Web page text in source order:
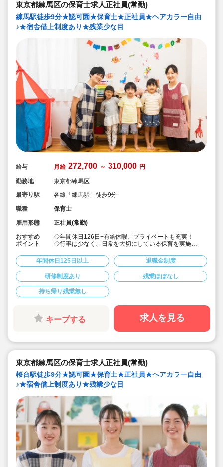
できる範囲で実施
◇在籍年数や保育経験に合わせた段階的な研修を年間総
計110回以上実施。研修も参加しやすい職場環境です
東京都練馬区の保育士求人正社員(常勤)
練馬駅徒歩9分★認可園★保育士★正社員★ヘアカラー自由
♪★宿舎借上制度あり★残業少な目
給与 月給 272,700 ～ 310,000 円
勤務地
東京都練馬区
最寄り駅
各線「練馬駅」徒歩9分
職種
保育士
雇用形態
正社員(常勤)
おすすめ
ポイント
◇年間休日126日+有給休暇、プライベートも充実！
◇行事は少なく、日常を大切にしている保育を実施
にしています。
◇産休・育休からの復帰（男性の育休実績あり）、時短
勤務実績多数で働きやすい職場です
◇ヘアカラーは自由。髪色の制限なし。
◇20代で経験少ない方もノビノビ働きやすい環境
◇書き物のICT化も進めており持ち帰り業務/残業ほぼな
し。
◇残業した場合の代は1分単位で支給されます
◇子どもが自分の意志や感情を尊重され、自分で選択し
ていくことをあたたかく見守り、子どもが主体の保育を
◇無垢の木を使った園舎。優しくぬくもりのあるおうち
のような保育園
できる範囲で実施
◇在籍年数や保育経験に合わせた段階的な研修を年間総
計110回以上実施。研修も参加しやすい職場環境です
年間休日125日以上 退職金制度
研修制度あり 残業ほぼなし
持ち帰り残業無し
キープする 求人を見る
東京都練馬区の保育士求人正社員(常勤)
桜台駅徒歩9分★認可園★保育士★正社員★ヘアカラー自由
♪★宿舎借上制度あり★残業少な目